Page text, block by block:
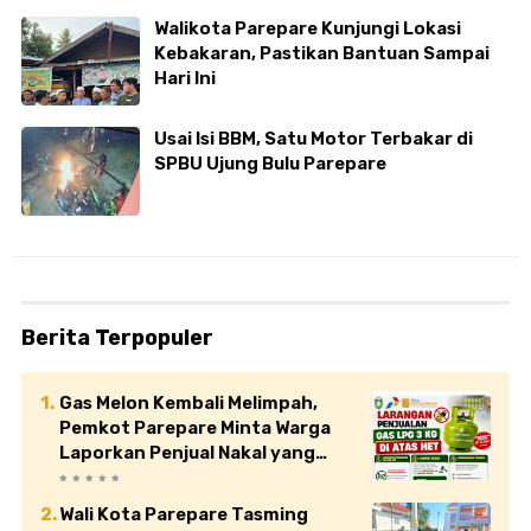
Walikota Parepare Kunjungi Lokasi
Kebakaran, Pastikan Bantuan Sampai
Hari Ini
Usai Isi BBM, Satu Motor Terbakar di
SPBU Ujung Bulu Parepare
Berita Terpopuler
Gas Melon Kembali Melimpah,
Pemkot Parepare Minta Warga
Laporkan Penjual Nakal yang
Jual di Atas HET
Wali Kota Parepare Tasming